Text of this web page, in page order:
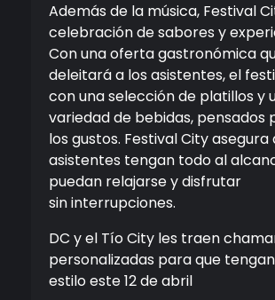
Además de la música, Festival
celebración de sabores y
Con una oferta gastronómica
deleitará a los asistentes, el
con una selección de platillos y
variedad de bebidas, pensados
los gustos. Festival City asegura
asistentes tengan todo al
puedan relajarse y disfrutar
sin interrupciones.
DC y el Tío City les traen
personalizadas para que
estilo este 12 de abril